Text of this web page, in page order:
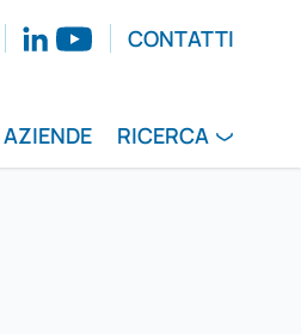
CONTATTI
AZIENDE RICERCA